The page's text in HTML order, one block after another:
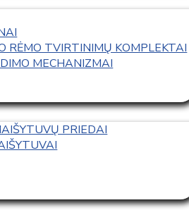
RĖMO TVIRTINIMŲ KOMPLEKTAI
MECHANIZMAI
PRIEDAI